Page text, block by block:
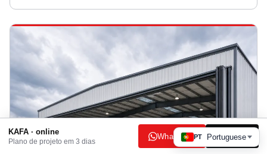
KAFA · online
Plano de projeto em 3 dias
WhatsApp E-mail
PT Portuguese